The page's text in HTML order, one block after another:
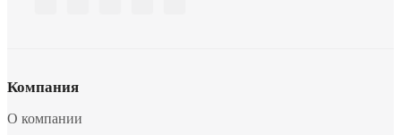
Компания
О компании